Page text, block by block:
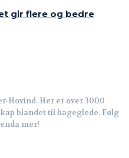
gir flere og bedre
Hovind. Her er over 3000
blandet til hageglede. Følg
mer!